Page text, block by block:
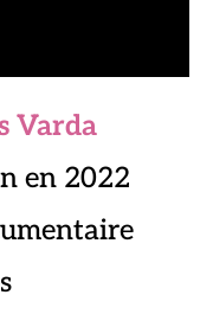
Varda
en 2022